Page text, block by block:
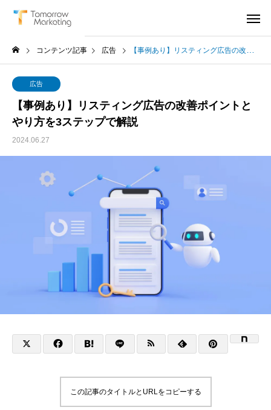
コンテンツ記事 広告 【事例あり】リスティング広告の改善ポイントとやり方を3ステップで解説
広告
【事例あり】リスティング広告の改善ポイントと
やり方を3ステップで解説
2024.06.27
この記事のタイトルとURLをコピーする